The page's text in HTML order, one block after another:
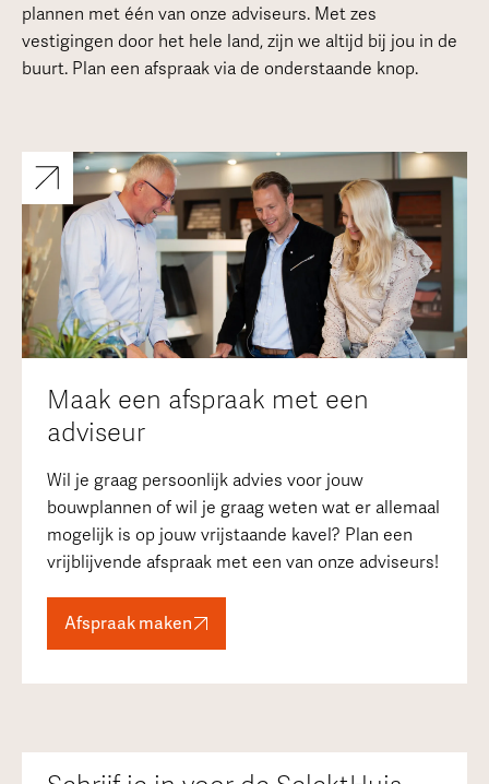
plannen met één van onze adviseurs. Met zes
vestigingen door het hele land, zijn we altijd bij jou in de
buurt. Plan een afspraak via de onderstaande knop.
Maak een afspraak met een
adviseur
Wil je graag persoonlijk advies voor jouw
bouwplannen of wil je graag weten wat er allemaal
mogelijk is op jouw vrijstaande kavel? Plan een
vrijblijvende afspraak met een van onze adviseurs!
Afspraak maken